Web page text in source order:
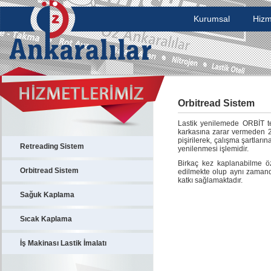
Kurumsal
Retreading Sistem
Orbitread Sistem
Sağuk Kaplama
Sıcak Kaplama
İş Makinası Lastik İmalatı
Orbitread Sistem
Lastik yenilemede ORBİT
karkasına zarar vermeden
pişirilerek, çalışma
yenilenmesi işlemidir.
Birkaç kez kaplanabilme
edilmekte olup aynı
katkı sağlamaktadır.